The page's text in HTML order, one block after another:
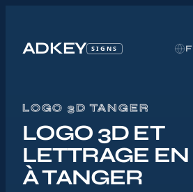
ADKEY SIGNS
Accueil
/
Logo 3D Maroc
/
Logo 3D Tanger
LOGO 3D TANGER
LOGO 3D ET
LETTRAGE
À TANGER